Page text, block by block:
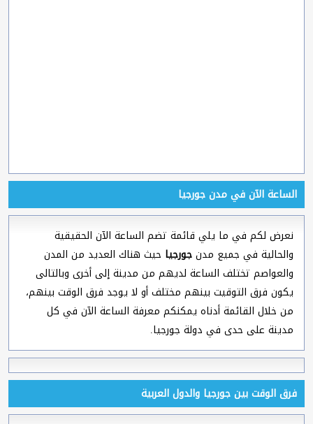
الساعة الآن في مدن جورجيا
نعرض لكم في ما يلي قائمة تضم الساعة الآن الحقيقية
والحالية في جميع مدنجورجيا حيث هناك العديد من المدن
والعواصم تختلف الساعة لديهم من مدينة إلى أخرى وبالتالى
يكون فرق التوقيت بينهم مختلف أو لا يوجد فرق الوقت بينهم،
من خلال القائمة أدناه يمكنكم معرفة الساعة الآن في كل
مدينة على حدى في دولة جورجيا.
فرق الوقت بين جورجيا والدول العربية